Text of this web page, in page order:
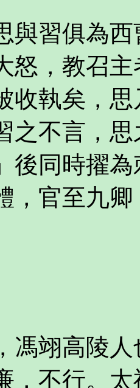
與習俱為
怒，教召
收執矣，
之不言，
後同時擢
，官至九
馮翊高陵
，不行。